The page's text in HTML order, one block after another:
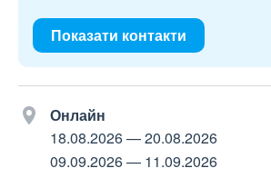
Показати контакти
Онлайн
18.08.2026—20.08.2026
09.09.2026— 11.09.2026